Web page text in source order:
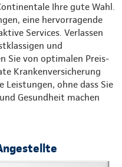
Ihre gute Wahl.
eine hervorragende
Services. Verlassen
und
Sie von optimalen Preis-
Krankenversicherung
Leistungen, ohne dass Sie
Gesundheit machen